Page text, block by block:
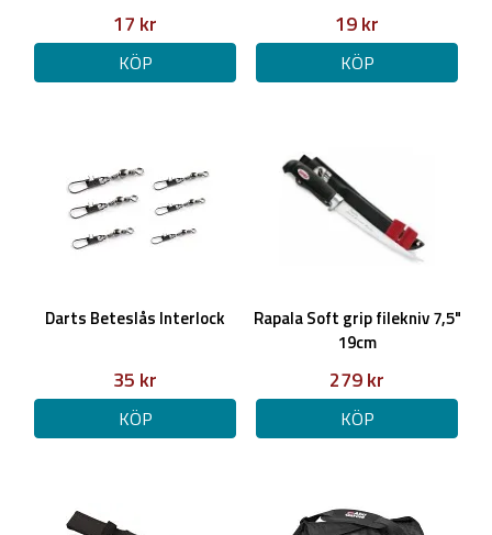
17 kr
KÖP
19 kr
KÖP
Darts Beteslås Interlock
35 kr
KÖP
Rapala Soft grip filekniv 7,5"
19cm
279 kr
KÖP